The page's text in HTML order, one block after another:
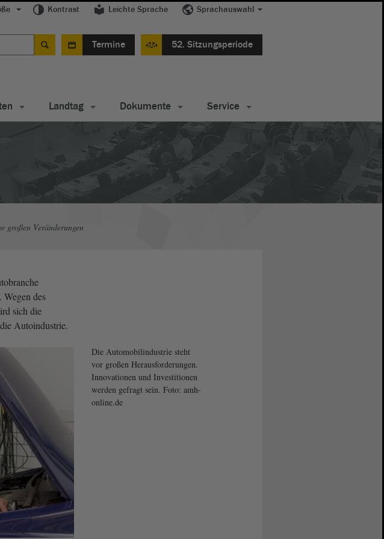
Kontrast Leichte Sprache Sprachauswahl
Termine 52. Sitzungsperiode
Landtag Dokumente Service
großen Veränderungen
des
sich die
Autoindustrie.
Die Automobilindustrie steht
vor großen Herausforderungen.
Innovationen und Investitionen
werden gefragt sein. Foto: amh-
online.de